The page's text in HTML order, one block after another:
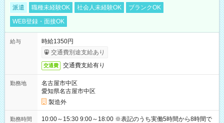
派遣 職種未経験OK 社会人未経験OK
ブランクOK
WEB登録・面接OK
給与
時給1350円
交通費別途支給あり
交通費 交通費支給有り
勤務地
名古屋市中区
愛知県名古屋市中区
製造外
勤務時間
10:00～15:30 9:00～18:00 ※表記のうち実働5時間から8時間で